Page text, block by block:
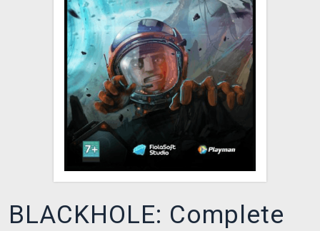
DOPRAVA
XZONE KLUB
TCG & BOARDGAME HUB
VÝKUP HER (BAZAR)
BLACKHOLE: Complete